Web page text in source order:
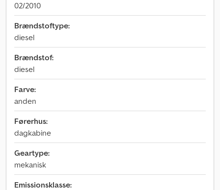
02/2010
Brændstoftype:
diesel
Brændstof:
diesel
Farve:
anden
Førerhus:
dagkabine
Geartype:
mekanisk
Emissionsklasse: